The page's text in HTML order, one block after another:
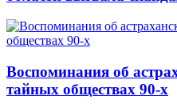
Воспоминания об
тайных обществах 90-х